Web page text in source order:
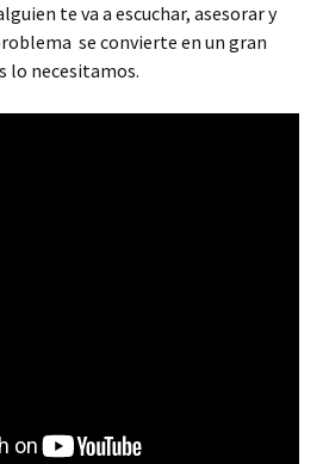
te va a escuchar, asesorar y
se convierte en un gran
lo necesitamos.